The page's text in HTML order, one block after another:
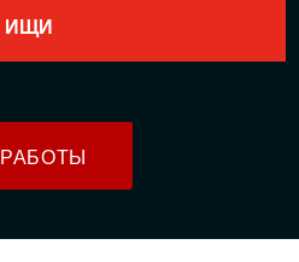
РАБОТЫ